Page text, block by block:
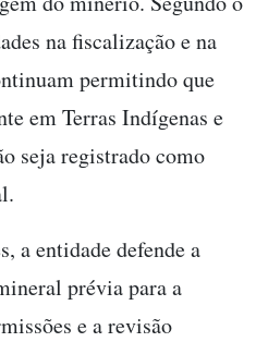
na fiscalização e na
permitindo que
em Terras Indígenas e
seja registrado como
a entidade defende a
prévia para a
e a revisão